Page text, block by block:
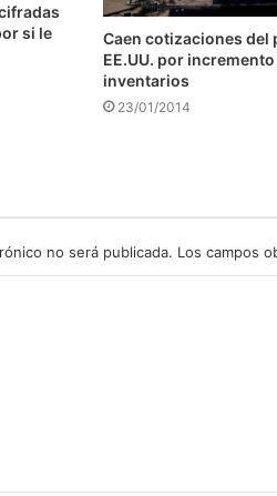
si le
Caen cotizaciones del
EE.UU. por
inventarios
23/01/2014
no será publicada. Los campos